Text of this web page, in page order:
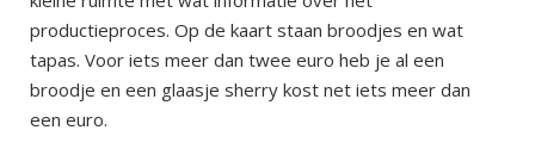
productieproces. Op de kaart staan broodjes en wat
tapas. Voor iets meer dan twee euro heb je al een
broodje en een glaasje sherry kost net iets meer dan
een euro.